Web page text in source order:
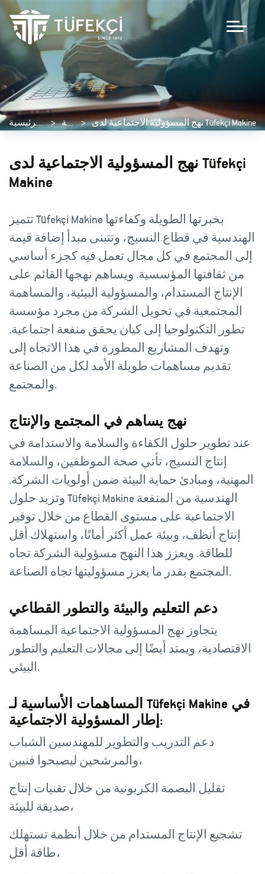
الصفحة الرئيسية المدونة نهج المسؤولية الاجتماعية لدى Tüfekçi Makine
نهج المسؤولية الاجتماعية لدى Tüfekçi
Makine
تتميز Tüfekçi Makine بخبرتها الطويلة وكفاءتها
الهندسية في قطاع النسيج، وتتبنى مبدأ إضافة قيمة
إلى المجتمع في كل مجال تعمل فيه كجزء أساسي
من ثقافتها المؤسسية. ويساهم نهجها القائم على
الإنتاج المستدام، والمسؤولية البيئية، والمساهمة
المجتمعية في تحويل الشركة من مجرد مؤسسة
تطور التكنولوجيا إلى كيان يحقق منفعة اجتماعية.
وتهدف المشاريع المطورة في هذا الاتجاه إلى
تقديم مساهمات طويلة الأمد لكل من الصناعة
والمجتمع.
نهج يساهم في المجتمع والإنتاج
عند تطوير حلول الكفاءة والسلامة والاستدامة في
إنتاج النسيج، تأتي صحة الموظفين، والسلامة
المهنية، ومبادئ حماية البيئة ضمن أولويات الشركة.
وتزيد حلول Tüfekçi Makine الهندسية من المنفعة
الاجتماعية على مستوى القطاع من خلال توفير
إنتاج أنظف، وبيئة عمل أكثر أمانًا، واستهلاك أقل
للطاقة. ويعزز هذا النهج مسؤولية الشركة تجاه
المجتمع بقدر ما يعزز مسؤوليتها تجاه الصناعة.
دعم التعليم والبيئة والتطور القطاعي
يتجاوز نهج المسؤولية الاجتماعية المساهمة
الاقتصادية، ويمتد أيضًا إلى مجالات التعليم والتطور
البيئي.
المساهمات الأساسية لـ Tüfekçi Makine في
إطار المسؤولية الاجتماعية:
دعم التدريب والتطوير للمهندسين الشباب
والمرشحين ليصبحوا فنيين،
تقليل البصمة الكربونية من خلال تقنيات إنتاج
صديقة للبيئة،
تشجيع الإنتاج المستدام من خلال أنظمة تستهلك
طاقة أقل،